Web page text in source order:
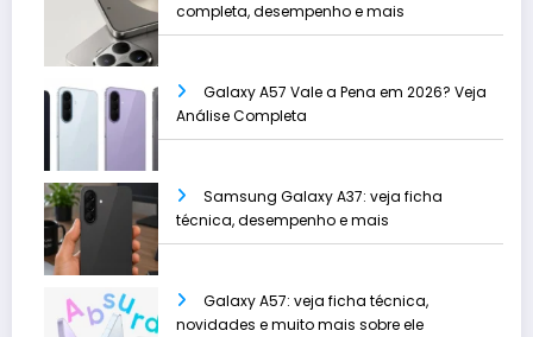
completa, desempenho e mais
Galaxy A57 Vale a Pena em 2026? Veja
Análise Completa
Samsung Galaxy A37: veja ficha
técnica, desempenho e mais
Galaxy A57: veja ficha técnica,
novidades e muito mais sobre ele